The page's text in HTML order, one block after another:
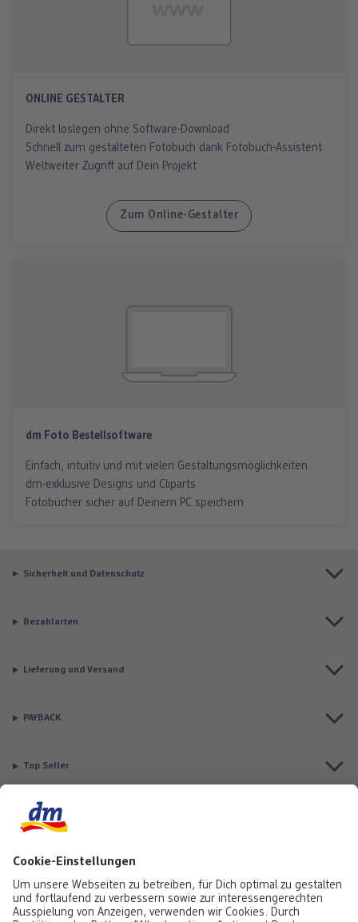
ONLINE GESTALTER
Direkt loslegen ohne Software-Download
Schnell zum gestalteten Fotobuch dank Fotobuch-Assistent
Weltweiter Zugriff auf Dein Projekt
Zum Online-Gestalter
dm Foto Bestellsoftware
Einfach, intuitiv und mit vielen Gestaltungsmöglichkeiten
dm-exklusive Designs und Cliparts
Fotobücher sicher auf Deinem PC speichern
Sicherheit und Datenschutz
Bezahlarten
Lieferung und Versand
PAYBACK
Top Seller
Aktuell besonders beliebt
Service & Auftragsstatus
Informationen